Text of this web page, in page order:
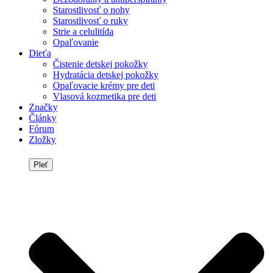
Starostlivosť o nohy
Starostlivosť o ruky
Strie a celulitída
Opaľovanie
Dieťa
Čistenie detskej pokožky
Hydratácia detskej pokožky
Opaľovacie krémy pre deti
Vlasová kozmetika pre deti
Značky
Články
Fórum
Zložky
Pleť